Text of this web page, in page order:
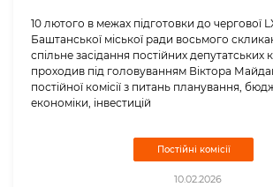
10 лютого в межах підготовки до чергової
Баштанської міської ради восьмого
спільне засідання постійних депутатських
проходив під головуванням Віктора
постійної комісії з питань планування,
економіки, інвестицій
Постійні комісії
10.02.2026